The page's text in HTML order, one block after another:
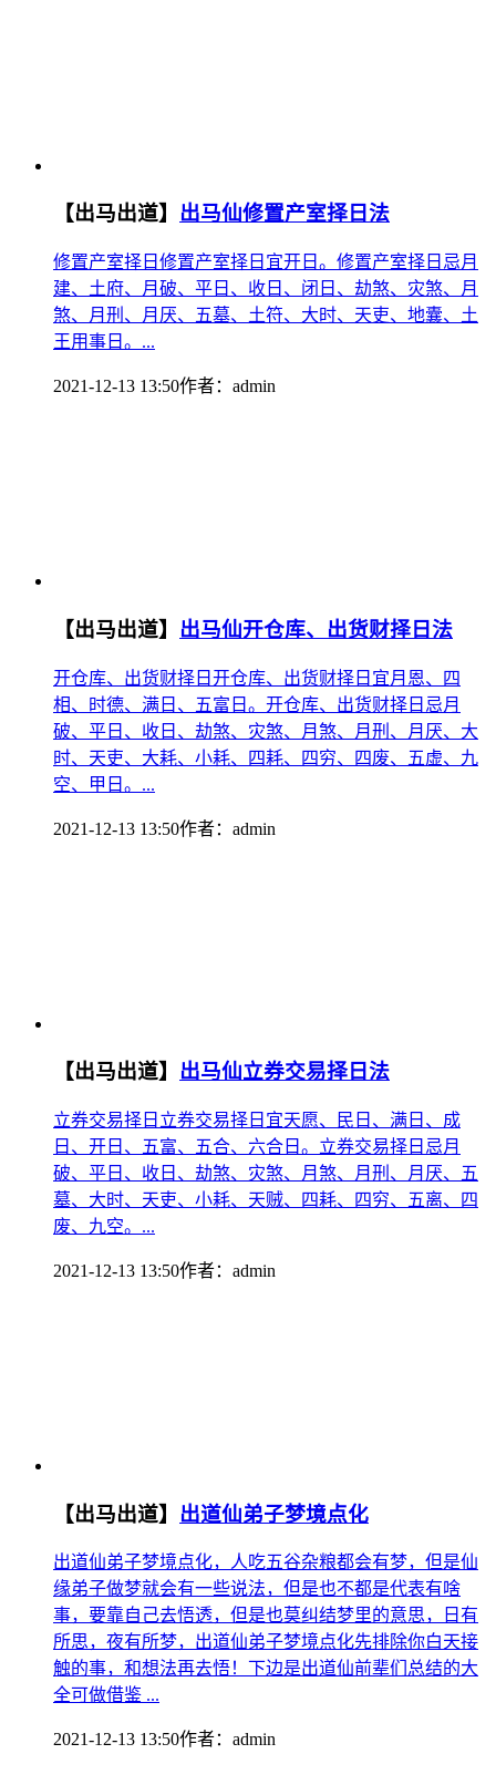
【出马出道】 出马仙修置产室择日法
修置产室择日修置产室择日宜开日。修置产室择日忌月
建、土府、月破、平日、收日、闭日、劫煞、灾煞、月
煞、月刑、月厌、五墓、土符、大时、天吏、地囊、土
王用事日。...
2021-12-13 13:50作者： admin
【出马出道】 出马仙开仓库、出货财择日法
开仓库、出货财择日开仓库、出货财择日宜月恩、四
相、时德、满日、五富日。开仓库、出货财择日忌月
破、平日、收日、劫煞、灾煞、月煞、月刑、月厌、大
时、天吏、大耗、小耗、四耗、四穷、四废、五虚、九
空、甲日。...
2021-12-13 13:50作者： admin
【出马出道】 出马仙立券交易择日法
立券交易择日立券交易择日宜天愿、民日、满日、成
日、开日、五富、五合、六合日。立券交易择日忌月
破、平日、收日、劫煞、灾煞、月煞、月刑、月厌、五
墓、大时、天吏、小耗、天贼、四耗、四穷、五离、四
废、九空。...
2021-12-13 13:50作者： admin
【出马出道】 出道仙弟子梦境点化
出道仙弟子梦境点化，人吃五谷杂粮都会有梦，但是仙
缘弟子做梦就会有一些说法，但是也不都是代表有啥
事，要靠自己去悟透，但是也莫纠结梦里的意思，日有
所思，夜有所梦，出道仙弟子梦境点化先排除你白天接
触的事，和想法再去悟！下边是出道仙前辈们总结的大
全可做借鉴 ...
2021-12-13 13:50作者： admin